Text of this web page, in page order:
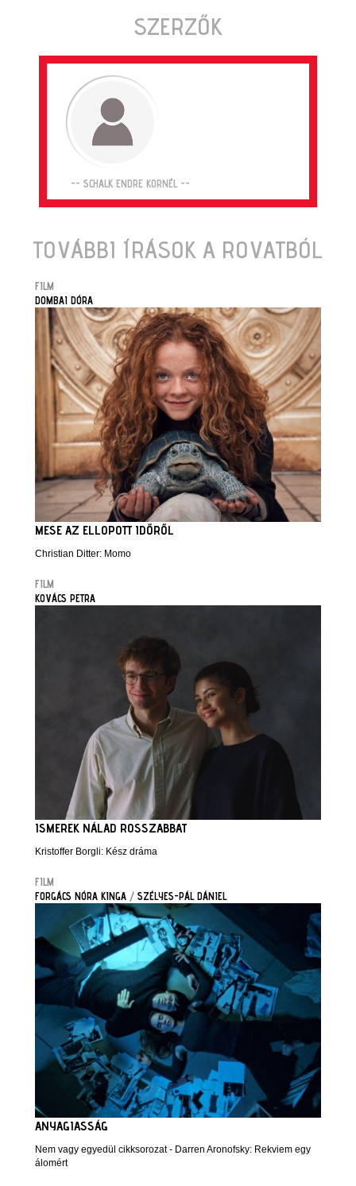
SZERZŐK
-- SCHALK ENDRE KORNÉL --
TOVÁBBI ÍRÁSOK A ROVATBÓL
FILM
DOMBAI DÓRA
MESE AZ ELLOPOTT IDŐRŐL
Christian Ditter: Momo
FILM
KOVÁCS PETRA
ISMEREK NÁLAD ROSSZABBAT
Kristoffer Borgli: Kész dráma
FILM
FORGÁCS NÓRA KINGA / SZÉLYES-PÁL DÁNIEL
ANYAGIASSÁG
Nem vagy egyedül cikksorozat - Darren Aronofsky: Rekviem egy
álomért